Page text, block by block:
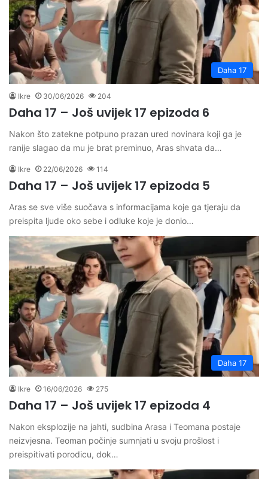
Daha 17
Ikre 30/06/2026 204
Daha 17 – Još uvijek 17 epizoda 6
Nakon što zatekne potpuno prazan ured novinara koji ga je
ranije slagao da mu je brat preminuo, Aras shvata da…
Ikre 22/06/2026 114
Daha 17 – Još uvijek 17 epizoda 5
Aras se sve više suočava s informacijama koje ga tjeraju da
preispita ljude oko sebe i odluke koje je donio…
Daha 17
Ikre 16/06/2026 275
Daha 17 – Još uvijek 17 epizoda 4
Nakon eksplozije na jahti, sudbina Arasa i Teomana postaje
neizvjesna. Teoman počinje sumnjati u svoju prošlost i
preispitivati porodicu, dok…